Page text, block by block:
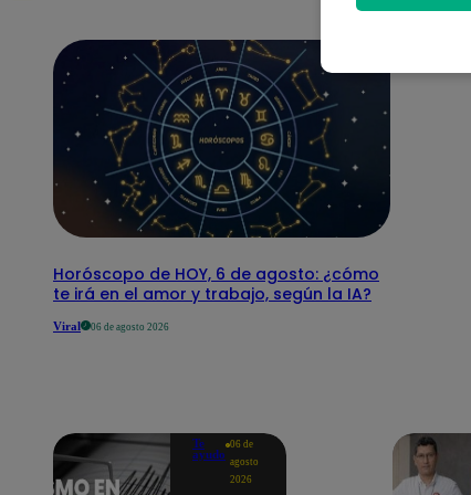
Horóscopo de HOY, 6 de agosto: ¿cómo
te irá en el amor y trabajo, según la IA?
Viral 06 de agosto 2026
Te
ayudo
06 de
agosto
2026